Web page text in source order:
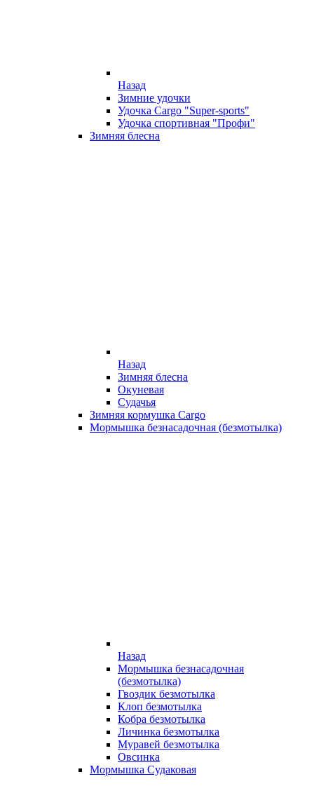
Назад
Зимние удочки
Удочка Cargo "Super-sports"
Удочка спортивная "Профи"
Зимняя блесна
Назад
Зимняя блесна
Окуневая
Судачья
Зимняя кормушка Cargo
Мормышка безнасадочная (безмотылка)
Назад
Мормышка безнасадочная
(безмотылка)
Гвоздик безмотылка
Клоп безмотылка
Кобра безмотылка
Личинка безмотылка
Муравей безмотылка
Овсинка
Мормышка Судаковая